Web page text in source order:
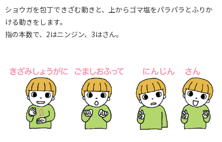
ショウガを包丁できざむ動きと、上からゴマ塩をパラパラとふりか
ける動きをします。
指の本数で、2はニンジン、3はさん。